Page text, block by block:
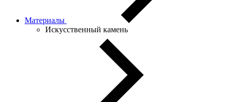
Материалы
Искусственный камень